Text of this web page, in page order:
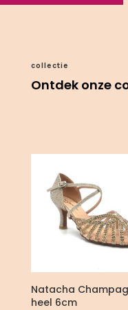
collectie
Ontdek onze
Natacha
heel 6cm